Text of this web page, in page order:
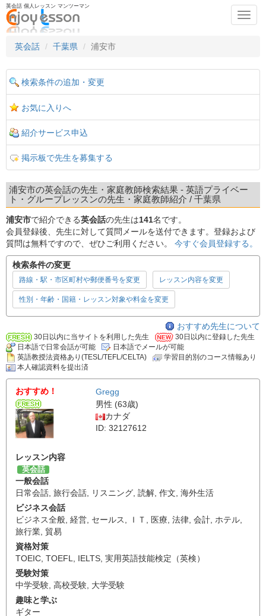
英会話 個人レッスン マンツーマン
英会話
千葉県 浦安市
検索条件の追加・変更
お気に入りへ
紹介サービス申込
掲示板で先生を募集する
浦安市の英会話の先生・家庭教師検索結果 - 英語プライベー
ト・グループレッスンの先生・家庭教師紹介 / 千葉県
浦安市で紹介できる英会話の先生は141名です。
会員登録後、先生に対して質問メールを送付できます。登録および
質問は無料ですので、ぜひご利用ください。 今すぐ会員登録する。
検索条件の変更
路線・駅・市区町村や郵便番号を変更 レッスン内容を変更
性別・年齢・国籍・レッスン対象や料金を変更
おすすめ先生について
30日以内に当サイトを利用した先生
30日以内に登録した先生
日本語で日常会話が可能
日本語でメールが可能
英語教授法資格あり(TESL/TEFL/CELTA)
学習目的別のコース情報あり
本人確認資料を提出済
おすすめ！
Gregg
男性 (63歳)
カナダ
ID: 32127612
レッスン内容
英会話
一般会話
日常会話 旅行会話 リスニング 読解 作文 海外生活
ビジネス会話
ビジネス全般 経営 セールス ＩＴ 医療 法律 会計 ホテル
旅行業 貿易
資格対策
TOEIC TOEFL IELTS 実用英語技能検定（英検）
受験対策
中学受験 高校受験 大学受験
趣味と学ぶ
ギター